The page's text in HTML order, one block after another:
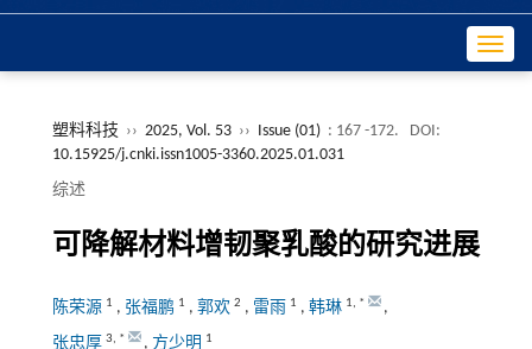
塑料科技 ›› 2025, Vol. 53 ›› Issue (01) : 167 -172.
DOI:
10.15925/j.cnki.issn1005-3360.2025.01.031
综述
可降解材料增韧聚乳酸的研究进展
陈荣源 1 , 张福鹏 1 , 郭欢 2 , 雷雨 1 , 韩琳 1, *
,
张忠厚 3, * , 方少明 1